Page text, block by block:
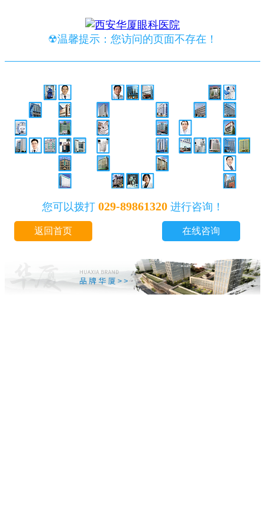
☢温馨提示：您访问的页面不存在！
您可以拨打 029-89861320进行咨询！
返回首页 在线咨询